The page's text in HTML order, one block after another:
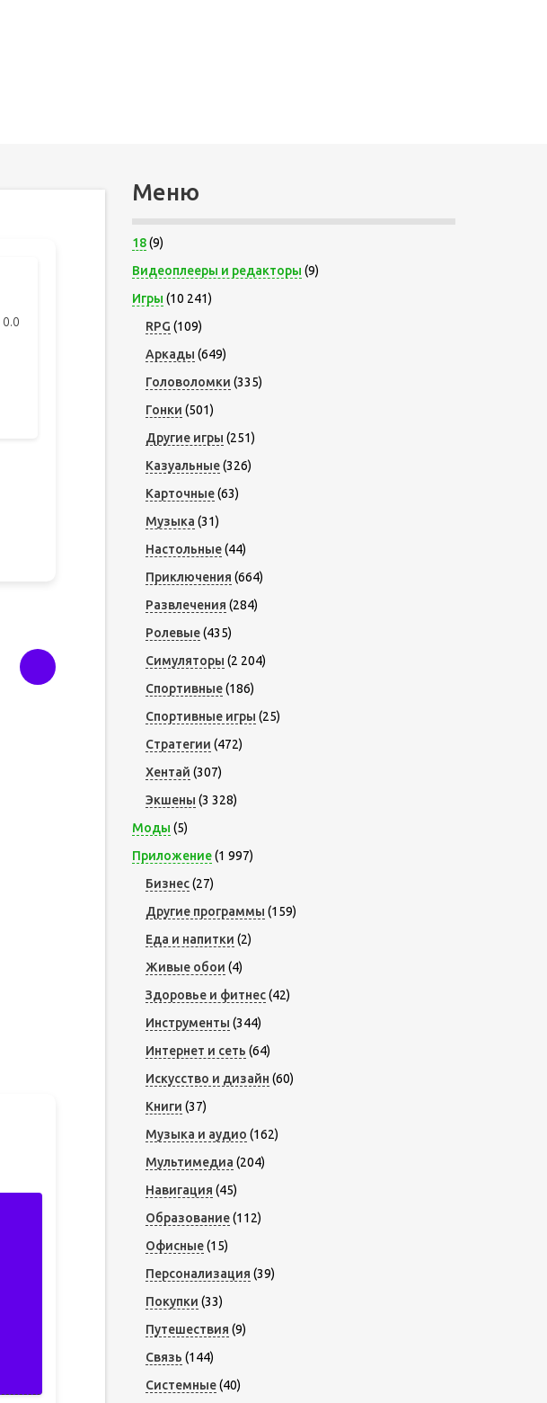
0.0
Меню
18(9)
Видеоплееры и редакторы (9)
Игры (10 241)
RPG (109)
Аркады (649)
Головоломки (335)
Гонки (501)
Другие игры (251)
Казуальные(326)
Карточные(63)
Музыка (31)
Настольные(44)
Приключения (664)
Развлечения (284)
Ролевые(435)
Симуляторы (2 204)
Спортивные(186)
Спортивные игры (25)
Стратегии (472)
Хентай (307)
Экшены (3 328)
Моды (5)
Приложение(1 997)
Бизнес(27)
Другие программы (159)
Еда и напитки (2)
Живые обои (4)
Здоровье и фитнес(42)
Инструменты (344)
Интернет и сеть (64)
Искусство и дизайн (60)
Книги (37)
Музыка и аудио (162)
Мультимедиа (204)
Навигация (45)
Образование(112)
Офисные(15)
Персонализация (39)
Покупки (33)
Путешествия (9)
Связь (144)
Системные(40)